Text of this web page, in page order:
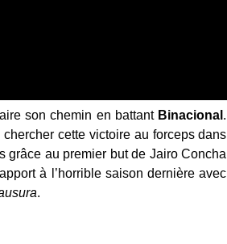
son chemin en battant Binacional .
cette victoire au forceps dans
grâce au premier but de Jairo Concha
à l’horrible saison dernière avec
.